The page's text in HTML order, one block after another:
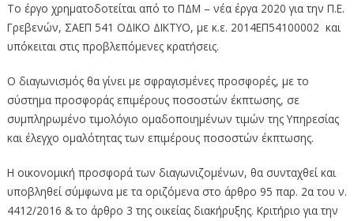
Το έργο χρηματοδοτείται από το ΠΔΜ – νέα έργα 2020 για την Π.Ε.
Γρεβενών, ΣΑΕΠ 541 ΟΔΙΚΟ ΔΙΚΤΥΟ, με κ.ε. 2014ΕΠ54100002 και
υπόκειται στις προβλεπόμενες κρατήσεις.
Ο διαγωνισμός θα γίνει με σφραγισμένες προσφορές, με το
σύστημα προσφοράς επιμέρους ποσοστών έκπτωσης, σε
συμπληρωμένο τιμολόγιο ομαδοποιημένων τιμών της Υπηρεσίας
και έλεγχο ομαλότητας των επιμέρους ποσοστών έκπτωσης.
Η οικονομική προσφορά των διαγωνιζομένων, θα συνταχθεί και
υποβληθεί σύμφωνα με τα οριζόμενα στο άρθρο 95 παρ. 2α του ν.
4412/2016 & το άρθρο 3 της οικείας διακήρυξης. Κριτήριο για την